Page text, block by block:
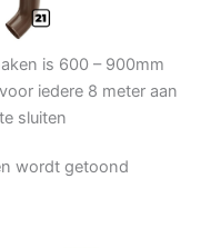
is 600 – 900mm
iedere 8 meter aan
sluiten
wordt getoond